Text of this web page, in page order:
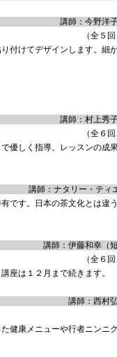
洋子（教育
月２
付けてデザインします。細
秀子（元非
（全６
優しく指導。レッスンの成
ィエン（非
です。日本の茶文化とは違
（短期大学
（全６
座は１２月まで続きます。
弘行（本学
健康メニューや行者ニンニ